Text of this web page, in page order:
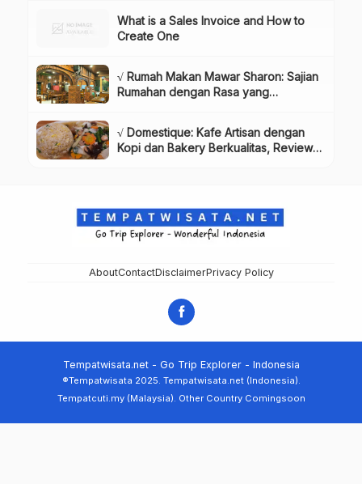
What is a Sales Invoice and How to
Create One
√ Rumah Makan Mawar Sharon: Sajian
Rumahan dengan Rasa yang
√ Domestique: Kafe Artisan dengan
Kopi dan Bakery Berkualitas, Review
AboutContactDisclaimerPrivacy Policy
Tempatwisata.net - Go Trip Explorer - Indonesia
®Tempatwisata 2025. Tempatwisata.net (Indonesia).
Tempatcuti.my (Malaysia). Other Country Comingsoon